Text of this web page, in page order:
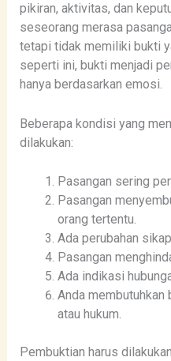
pikiran, aktivitas, dan
seseorang merasa
tetapi tidak memiliki bukti
seperti ini, bukti menjadi
hanya berdasarkan emosi.
Beberapa kondisi yang
dilakukan:
Pasangan sering
Pasangan
orang tertentu.
Ada perubahan
Pasangan
Ada indikasi
Anda membutuhkan
atau hukum.
Pembuktian harus